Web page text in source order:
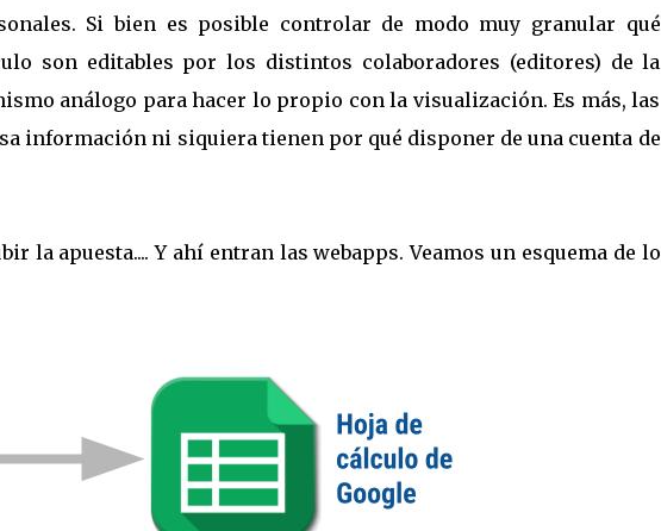
Si bien es posible controlar de modo muy granular qué
son editables por los distintos colaboradores (editores) de la
análogo para hacer lo propio con la visualización. Es más, las
información ni siquiera tienen por qué disponer de una cuenta de
la apuesta.... Y ahí entran las webapps. Veamos un esquema de lo